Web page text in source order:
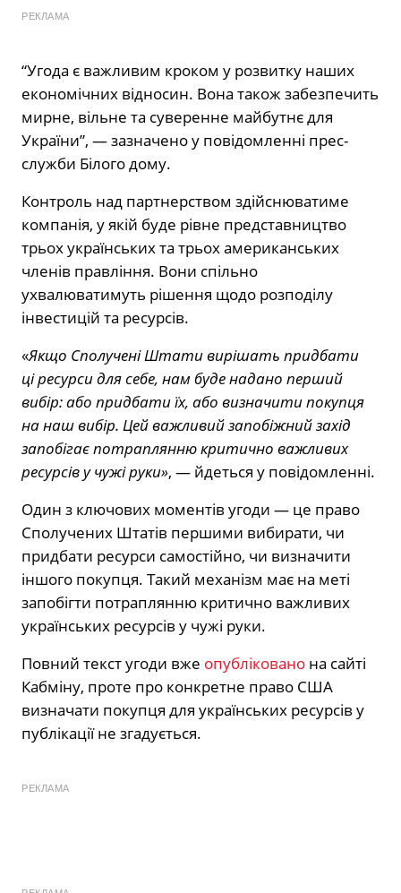
РЕКЛАМА
“Угода є важливим кроком у розвитку наших
економічних відносин. Вона також забезпечить
мирне, вільне та суверенне майбутнє для
України”, — зазначено у повідомленні прес-
служби Білого дому.
Контроль над партнерством здійснюватиме
компанія, у якій буде рівне представництво
трьох українських та трьох американських
членів правління. Вони спільно
ухвалюватимуть рішення щодо розподілу
інвестицій та ресурсів.
«Якщо Сполучені Штати вирішать придбати
ці ресурси для себе, нам буде надано перший
вибір: або придбати їх, або визначити покупця
на наш вибір. Цей важливий запобіжний захід
запобігає потраплянню критично важливих
ресурсів у чужі руки», — йдеться у повідомленні.
Один з ключових моментів угоди — це право
Сполучених Штатів першими вибирати, чи
придбати ресурси самостійно, чи визначити
іншого покупця. Такий механізм має на меті
запобігти потраплянню критично важливих
українських ресурсів у чужі руки.
Повний текст угоди вже опубліковано на сайті
Кабміну, проте про конкретне право США
визначати покупця для українських ресурсів у
публікації не згадується.
РЕКЛАМА